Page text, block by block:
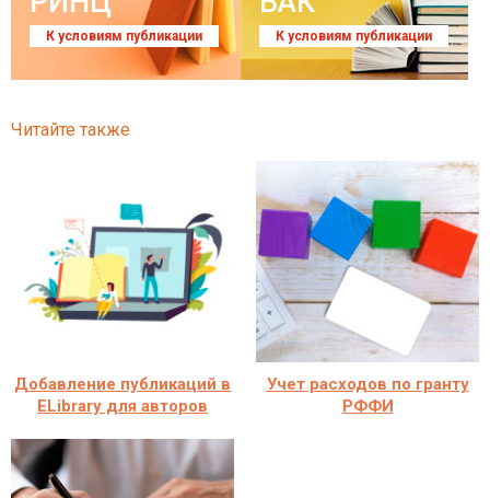
К условиям публикации К условиям публикации
Читайте также
Добавление публикаций в
ELibrary для авторов
Учет расходов по гранту
РФФИ